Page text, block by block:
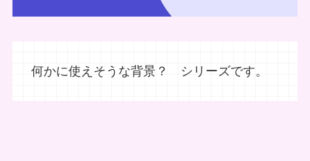
何かに使えそうな背景？ シリーズです。